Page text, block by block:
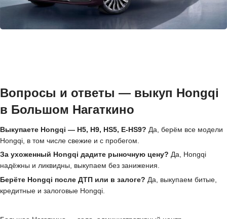
Вопросы и ответы — выкуп Hongqi
в Большом Нагаткино
Выкупаете Hongqi — H5, H9, HS5, E-HS9? Да, берём все модели
Hongqi, в том числе свежие и с пробегом.
За ухоженный Hongqi дадите рыночную цену? Да, Hongqi
надёжны и ликвидны, выкупаем без занижения.
Берёте Hongqi после ДТП или в залоге? Да, выкупаем битые,
кредитные и залоговые Hongqi.